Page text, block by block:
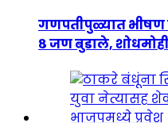
गणपतीपुळ्यात भीषण
८ जण बुडाले,